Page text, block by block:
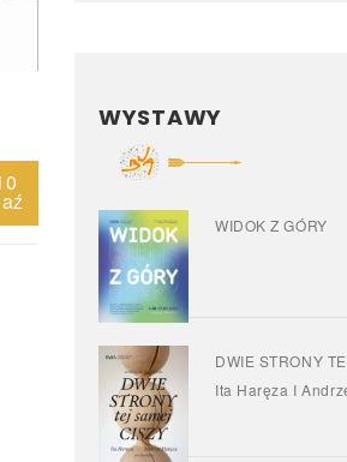
WYSTAWY
WIDOK Z GÓRY
DWIE STRONY
Ita Haręza I